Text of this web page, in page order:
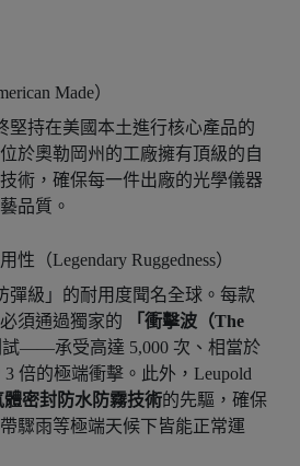
Made）
堅持在美國本土進行核心產品的
於奧勒岡州的工廠擁有頂級的自
術，確保每一件出廠的光學儀器
品質。
（Legendary Ruggedness）
彈級」的耐用度聞名全球。每款
須通過獨家的
「衝擊波（The
試——承受高達 5,000 次、相當於
倍的極端衝擊。此外，Leupold
體密封防水防霧技術的先驅，確保
驟雨等極端天候下皆能正常運